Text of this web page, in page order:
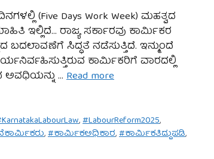
(Five Days Work Week) ಮಹತ್ವದ
ಇಲ್ಲಿದೆ… ರಾಜ್ಯ ಸರ್ಕಾರವು ಕಾರ್ಮಿಕರ
ಸಿದ್ಧತೆ ನಡೆಸುತ್ತಿದೆ. ಇನ್ಮುಂದೆ
ಕಾರ್ಮಿಕರಿಗೆ ವಾರದಲ್ಲಿ
ಅವಧಿಯನ್ನು … Read more
,#LabourReform2025,
,#ಕಾರ್ಮಿಕಅಧಿಕಾರ,#ಕಾರ್ಮಿಕತಿದ್ದುಪಡಿ,